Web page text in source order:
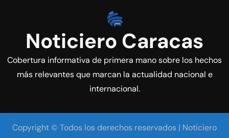
Noticiero Caracas
Cobertura informativa de primera mano sobre los hechos
más relevantes que marcan la actualidad nacional e
internacional.
Copyright © Todos los derechos reservados | Noticiero